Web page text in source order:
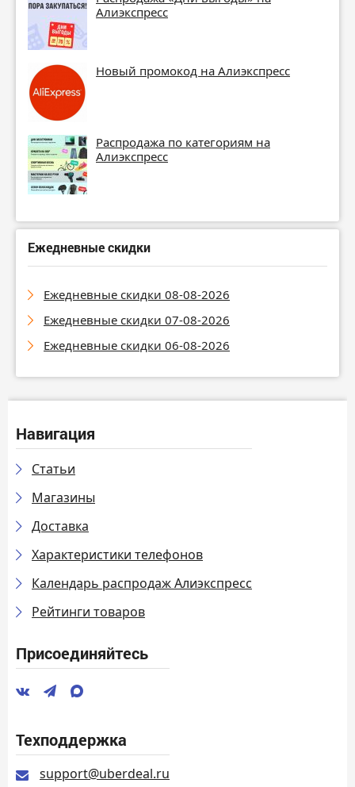
Алиэкспресс
Новый промокод на Алиэкспресс
Распродажа по категориям на
Алиэкспресс
Ежедневные скидки
Ежедневные скидки 08-08-2026
Ежедневные скидки 07-08-2026
Ежедневные скидки 06-08-2026
Навигация
Статьи
Магазины
Доставка
Характеристики телефонов
Календарь распродаж Алиэкспресс
Рейтинги товаров
Присоединяйтесь
Техподдержка
support@uberdeal.ru